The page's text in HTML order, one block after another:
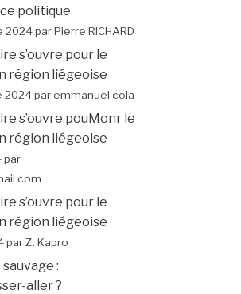
politique
par Pierre RICHARD
s’ouvre pour le
région liégeoise
par emmanuel cola
s’ouvre pouMonr le
région liégeoise
par
s’ouvre pour le
région liégeoise
par Z. Kapro
:
aller ?